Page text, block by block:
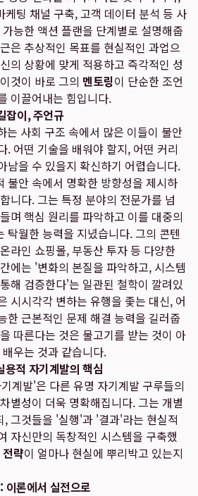
케팅 채널 구축, 고객 데이터 분석 등 사
능한 액션 플랜을 단계별로 설명해줍
은 추상적인 목표를 현실적인 과업으
의 상황에 맞게 적용하고 즉각적인 성
것이 바로 그의 멘토링이 단순한 조언
이끌어내는 힘입니다.
잡이, 주언규
는 사회 구조 속에서 많은 이들이 불안
. 어떤 기술을 배워야 할지, 어떤 커리
남을 수 있을지 확신하기 어렵습니다.
불안 속에서 명확한 방향성을 제시하
니다. 그는 특정 분야의 전문가를 넘
며 핵심 원리를 파악하고 이를 대중의
탁월한 능력을 지녔습니다. 그의 콘텐
라인 쇼핑몰, 부동산 투자 등 다양한
에는 '변화의 본질을 파악하고, 시스템
해 검증한다'는 일관된 철학이 깔려있
시시각각 변하는 유행을 좇는 대신, 어
한 근본적인 문제 해결 능력을 길러줍
을 따른다는 것은 물고기를 받는 것이 아
우는 것과 같습니다.
적 자기계발의 핵심
계발'은 다른 유명 자기계발 구루들의
별성이 더욱 명확해집니다. 그는 개별
, 그것들을 '실행'과 '결과'라는 현실적
자신만의 독창적인 시스템을 구축했
략이 얼마나 현실에 뿌리박고 있는지
이론에서 실전으로